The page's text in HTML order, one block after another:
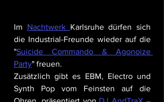
Im Nachtwerk Karlsruhe dürfen sich
die Industrial-Freunde wieder auf die
"Suicide Commando & Agonoize
Party" freuen.
Zusätzlich gibt es EBM, Electro und
Synth Pop vom Feinsten auf die